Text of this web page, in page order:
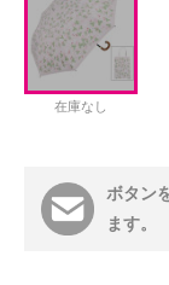
在庫なし
ボタン
ます。